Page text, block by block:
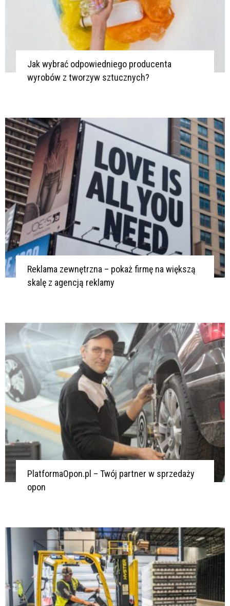
Jak wybrać odpowiedniego producenta
wyrobów z tworzyw sztucznych?
Reklama zewnętrzna – pokaż firmę na większą
skalę z agencją reklamy
PlatformaOpon.pl – Twój partner w sprzedaży
opon